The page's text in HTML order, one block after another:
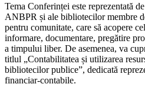
Tema Conferinței este reprezentată
ANBPR și ale bibliotecilor membre
pentru comunitate, care să acopere
informare, documentare, pregătire
a timpului liber. De asemenea, va
titlul „Contabilitatea și utilizarea
bibliotecilor publice”, dedicată
financiar-contabile.